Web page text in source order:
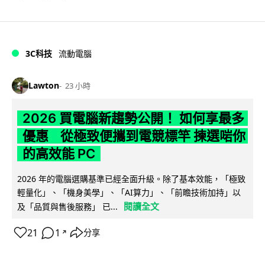
3C科技 流動電腦
Lawton 23 小時
2026 買電腦新趨勢公開！ 如何享最多
優惠 從極致便攜到電競標竿 揀選啱你
的高效能 PC
2026 年的電腦選購基準已經全面升級。除了基本效能，「極致
輕量化」、「機身美學」、「AI算力」、「前瞻技術加持」以
及「品質與售後服務」 已...
閱讀全文
21 1 ↗ 分享